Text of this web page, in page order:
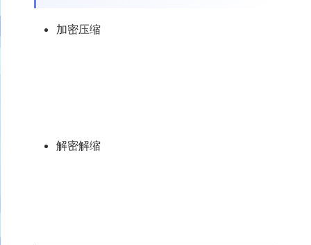
加密压缩
解密解缩